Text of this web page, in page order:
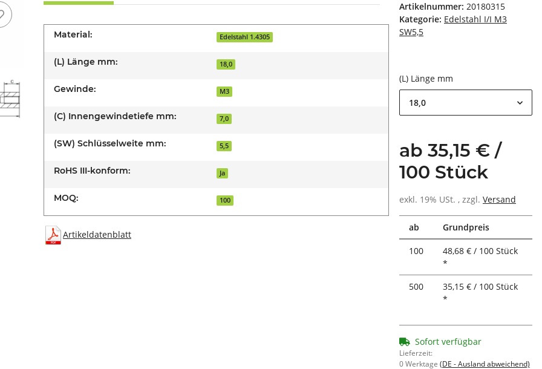
Material: Edelstahl 1.4305
(L) Länge mm: 18,0
Gewinde: M3
(C) Innengewindetiefe mm: 7,0
(SW) Schlüsselweite mm: 5,5
RoHS III-konform: Ja
MOQ: 100
Artikeldatenblatt
Artikelnummer: 20180315
Kategorie: Edelstahl I/I M3
SW5,5
(L) Länge mm
18,0
ab 35,15 € /
100 Stück
exkl. 19% USt. , zzgl. Versand
ab Grundpreis
100
48,68 € / 100 Stück
*
500
35,15 € / 100 Stück
*
Sofort verfügbar
Lieferzeit:
0 Werktage (DE - Ausland abweichend)